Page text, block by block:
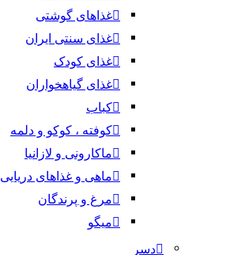
غذاهای گوشتی
غذای سنتی ایران
غذای کودک
غذای گیاهخواران
کباب
کوفته ، کوکو و دلمه
ماکارونی و لازانیا
ماهی و غذاهای دریایی
مرغ و پرندگان
میگو
دسر